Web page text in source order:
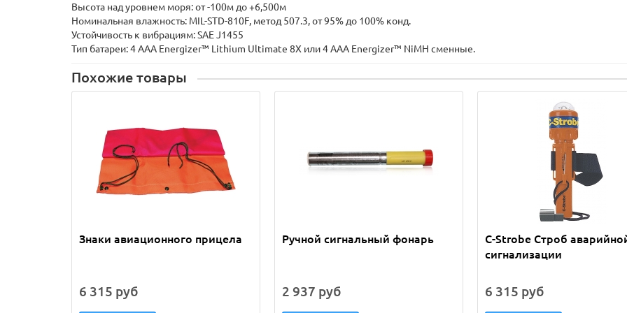
Высота над уровнем моря: от -100м до +6,500м
Номинальная влажность: MIL-STD-810F, метод 507.3, от 95% до 100% конд.
Устойчивость к вибрациям: SAE J1455
Тип батареи: 4 AAA Energizer™ Lithium Ultimate 8X или 4 AAA Energizer™ NiMH сменные.
Похожие товары
Знаки авиационного прицела
6 315 руб
Ручной сигнальный фонарь
2 937 руб
C-Strobe Строб
сигнализации
6 315 руб